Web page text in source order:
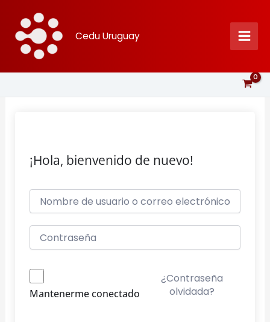
contenido
Cedu Uruguay
¡Hola, bienvenido de nuevo!
Mantenerme conectado
¿Contraseña
olvidada?